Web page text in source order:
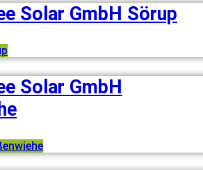
Solar GmbH Sörup
Solar GmbH